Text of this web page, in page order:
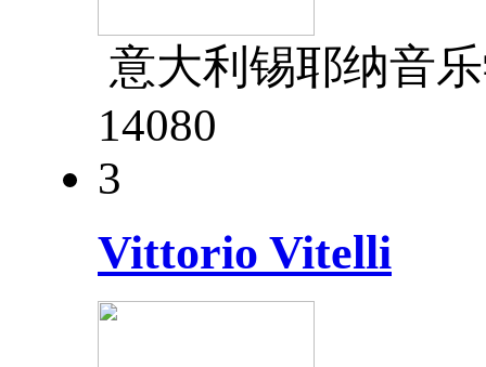
意大利锡耶纳音
14080
3
Vittorio Vitelli